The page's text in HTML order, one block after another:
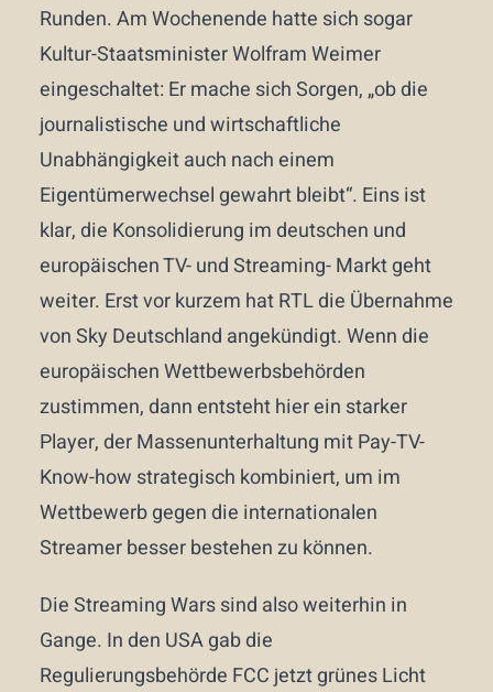
Runden. Am Wochenende hatte sich sogar
Kultur-Staatsminister Wolfram Weimer
eingeschaltet: Er mache sich Sorgen, „ob die
journalistische und wirtschaftliche
Unabhängigkeit auch nach einem
Eigentümerwechsel gewahrt bleibt“. Eins ist
klar, die Konsolidierung im deutschen und
europäischen TV- und Streaming- Markt geht
weiter. Erst vor kurzem hat RTL die Übernahme
von Sky Deutschland angekündigt. Wenn die
europäischen Wettbewerbsbehörden
zustimmen, dann entsteht hier ein starker
Player, der Massenunterhaltung mit Pay-TV-
Know-how strategisch kombiniert, um im
Wettbewerb gegen die internationalen
Streamer besser bestehen zu können.
Die Streaming Wars sind also weiterhin in
Gange. In den USA gab die
Regulierungsbehörde FCC jetzt grünes Licht